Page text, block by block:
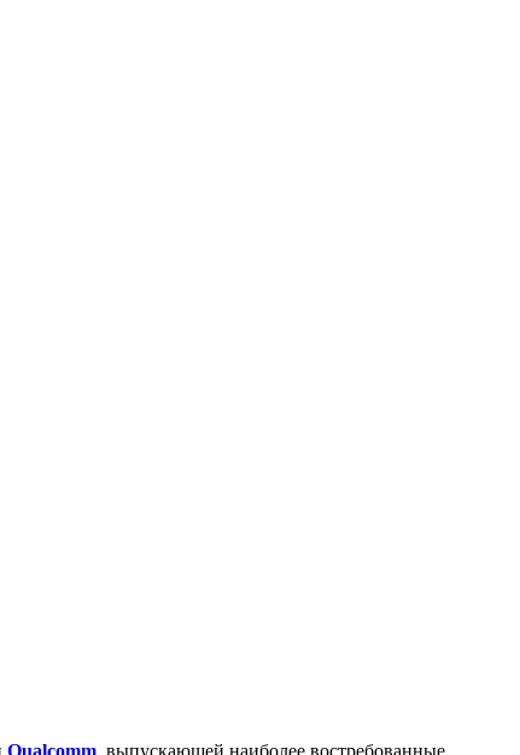
Qualcomm, выпускающей наиболее востребованные